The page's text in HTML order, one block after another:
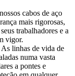
cabos de aço
mais rigorosas,
trabalhadores e a
vigor.
As linhas de vida de
numa vasta
a pontes e